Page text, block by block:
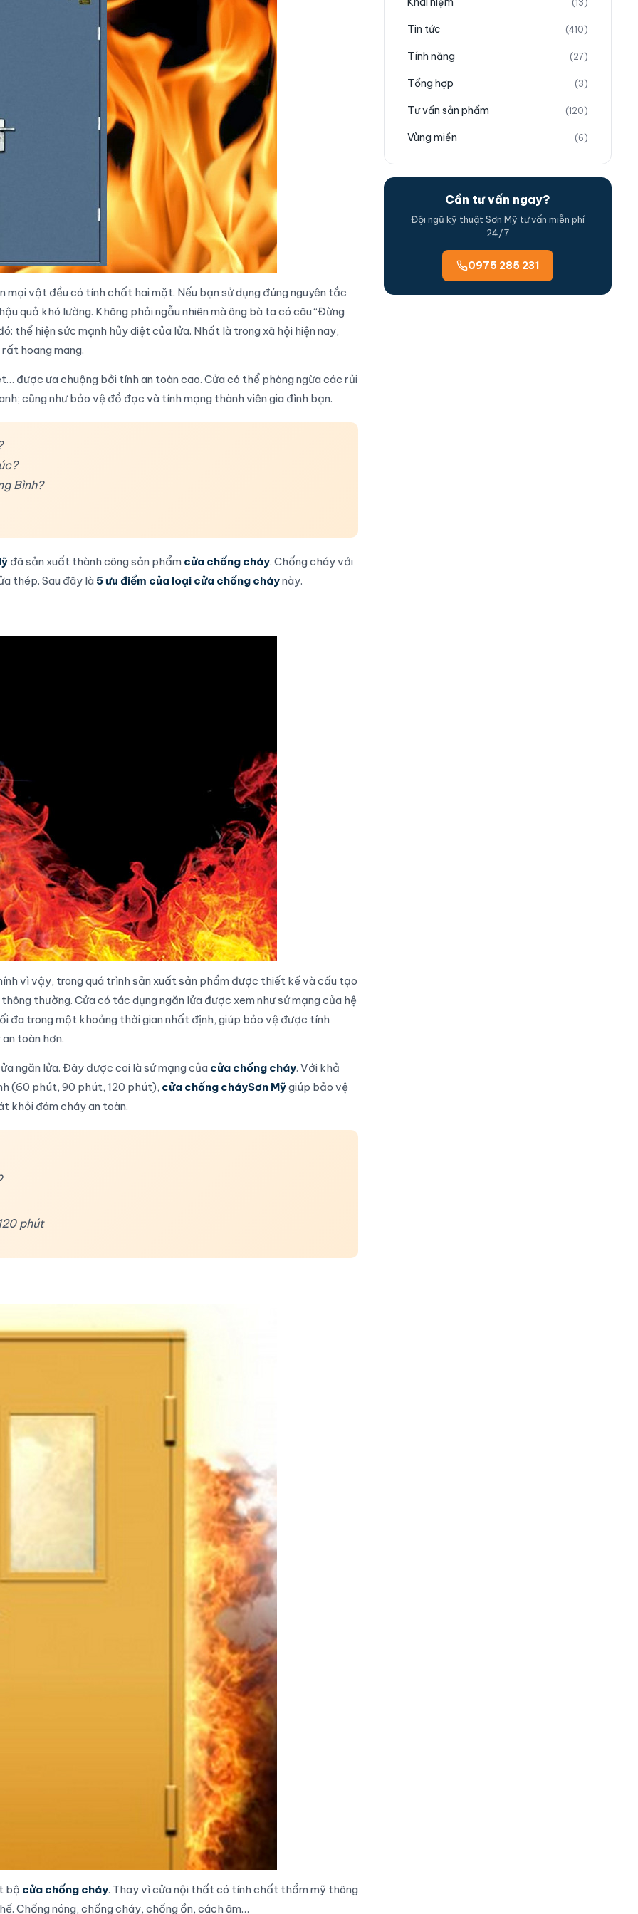
vật đều có tính chất hai mặt. Nếu bạn sử dụng đúng nguyên tắc
quả khó lường. Không phải ngẫu nhiên mà ông bà ta có câu “Đừng
thể hiện sức mạnh hủy diệt của lửa. Nhất là trong xã hội hiện nay,
hoang mang.
… được ưa chuộng bởi tính an toàn cao. Cửa có thể phòng ngừa các rủi
cũng như bảo vệ đồ đạc và tính mạng thành viên gia đình bạn.
Bình?
đã sản xuất thành công sản phẩm cửa chống cháy. Chống cháy với
thép. Sau đây là 5 ưu điểm của loại cửa chống cháynày.
vì vậy, trong quá trình sản xuất sản phẩm được thiết kế và cấu tạo
thường. Cửa có tác dụng ngăn lửa được xem như sứ mạng của hệ
đa trong một khoảng thời gian nhất định, giúp bảo vệ được tính
toàn hơn.
ngăn lửa. Đây được coi là sứ mạng của cửa chống cháy. Với khả
(60 phút, 90 phút, 120 phút), cửa chống cháySơn Mỹgiúp bảo vệ
khỏi đám cháy an toàn.
phút
bộ cửa chống cháy. Thay vì cửa nội thất có tính chất thẩm mỹ thông
Chống nóng, chống cháy, chống ồn, cách âm…
(13)
Tin tức (410)
Tính năng (27)
Tổng hợp (3)
Tư vấn sản phẩm (120)
Vùng miền (6)
Cần tư vấn ngay?
Đội ngũ kỹ thuật Sơn Mỹ tư vấn miễn phí
24/7
0975 285 231